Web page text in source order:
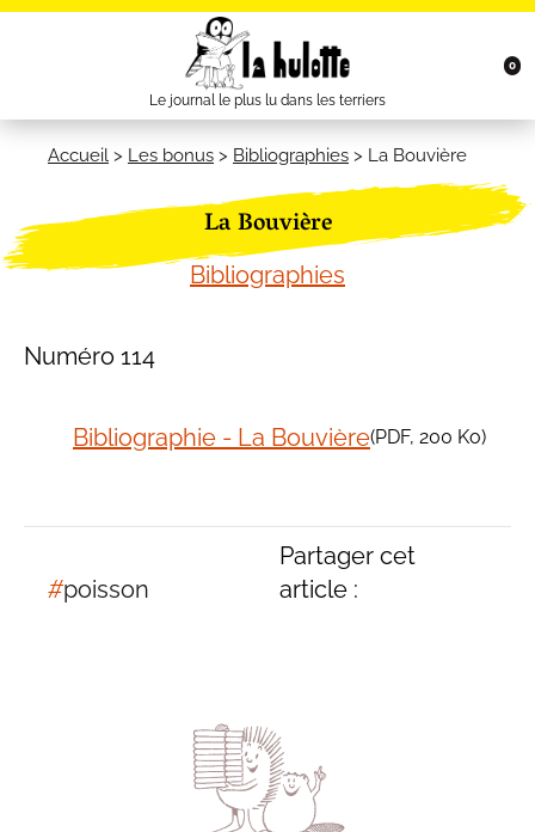
Le journal le plus lu dans les terriers
0
Accueil > Les bonus > Bibliographies > La Bouvière
La Bouvière
Bibliographies
Numéro 114
Bibliographie - La Bouvière(PDF, 200 Ko)
#poisson
Partager cet
article :